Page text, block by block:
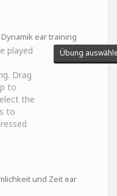
ear training
played
Drag
to
the
to
Übung
und Zeit ear